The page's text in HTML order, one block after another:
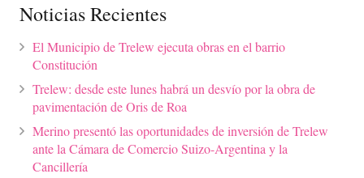
Noticias Recientes
El Municipio de Trelew ejecuta obras en el barrio
Constitución
Trelew: desde este lunes habrá un desvío por la obra de
pavimentación de Oris de Roa
Merino presentó las oportunidades de inversión de Trelew
ante la Cámara de Comercio Suizo-Argentina y la
Cancillería